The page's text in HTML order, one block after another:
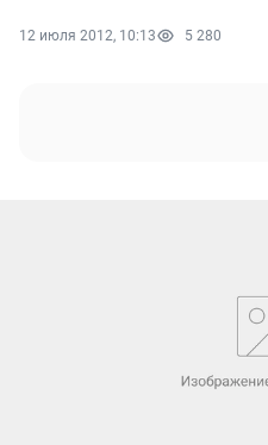
12 июля 2012, 10:13 5 280